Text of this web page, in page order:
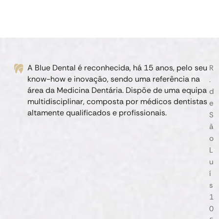
A Blue Dental é reconhecida, há 15 anos, pelo seu
know-how e inovação, sendo uma referência na
área da Medicina Dentária. Dispõe de uma equipa
multidisciplinar, composta por médicos dentistas
altamente qualificados e profissionais.
R
.
d
e
S
ã
o
L
u
í
s
1
0